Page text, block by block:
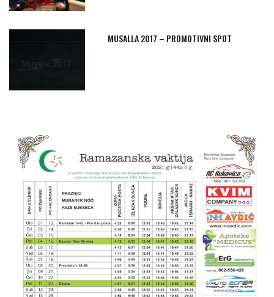
MUSALLA 2017 – PROMOTIVNI SPOT